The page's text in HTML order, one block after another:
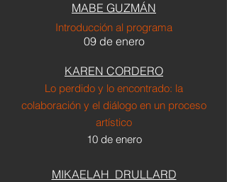
MABE GUZMÁN
Introducción al programa
09 de enero
KAREN CORDERO
Lo perdido y lo encontrado: la
colaboración y el diálogo en un proceso
artístico
10 de enero
MIKAELAH DRULLARD